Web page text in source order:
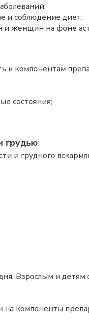
и соблюдение диет;
женщин на фоне
к компонентам
состояния;
грудью
и грудного
Взрослым и детям
на компоненты